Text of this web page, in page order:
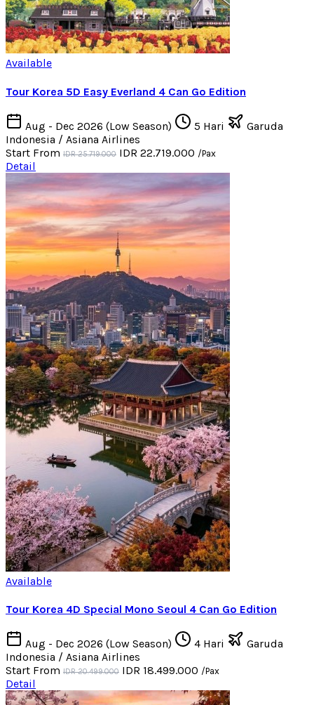
Available
Tour Korea 5D Easy Everland 4 Can Go Edition
Aug - Dec 2026 (Low Season) 5 Hari
Garuda
Indonesia / Asiana Airlines
Start From IDR 25.719.000 IDR 22.719.000 /Pax
Detail
Available
Tour Korea 4D Special Mono Seoul 4 Can Go Edition
Aug - Dec 2026 (Low Season) 4 Hari
Garuda
Indonesia / Asiana Airlines
Start From IDR 20.499.000 IDR 18.499.000 /Pax
Detail